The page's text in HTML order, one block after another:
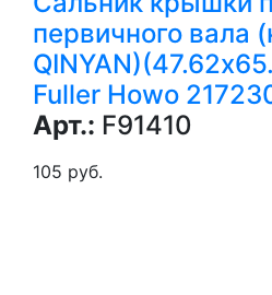
первичного вала
Fuller Howo
Арт.: F91410
105 руб.